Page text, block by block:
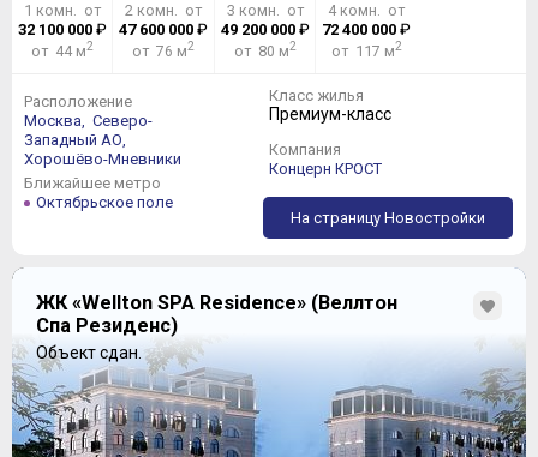
1 комн. от
32 100 000₽
от 44 м2
2 комн. от
47 600 000 ₽
от 76 м2
3 комн. от
49 200 000₽
от 80 м2
4 комн. от
72 400 000 ₽
от 117 м2
Расположение
Москва, Северо-
Западный АО,
Хорошёво-Мневники
Ближайшее метро
Октябрьское поле
Класс жилья
Премиум-класс
Компания
Концерн КРОСТ
На страницу Новостройки
ЖК «Wellton SPA Residence» (Веллтон
Спа Резиденс)
Объект сдан.